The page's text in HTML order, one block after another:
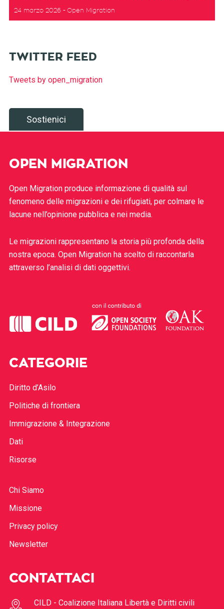
24 marzo 2026 Open Migration
TWITTER FEED
Tweets by open_migration
Sostienici
OPEN MIGRATION
Open Migration produce informazione di qualità sul
fenomeno delle migrazioni e dei rifugiati, per colmare le
lacune nell’opinione pubblica e nei media.
Le migrazioni rappresentano la storia più profonda della
nostra epoca. Open Migration ha scelto di raccontarla
attraverso l’analisi di dati oggettivi.
CATEGORIE
Diritto d’Asilo
Politiche di frontiera
Immigrazione & Integrazione
Dati
Risorse
Chi Siamo
Missione
Privacy policy
Newsletter
CONTATTACI
CILD - Coalizione Italiana Libertà e Diritti civili